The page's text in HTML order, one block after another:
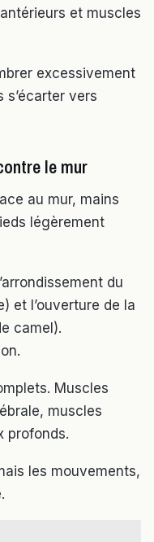
et muscles
excessivement
s’écarter vers
le mur
au mur, mains
légèrement
du
et l’ouverture de la
camel).
Muscles
muscles
profonds.
les mouvements,